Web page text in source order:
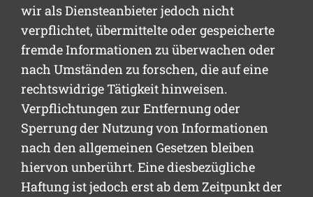
wir als Diensteanbieter jedoch nicht
verpflichtet, übermittelte oder gespeicherte
fremde Informationen zu überwachen oder
nach Umständen zu forschen, die auf eine
rechtswidrige Tätigkeit hinweisen.
Verpflichtungen zur Entfernung oder
Sperrung der Nutzung von Informationen
nach den allgemeinen Gesetzen bleiben
hiervon unberührt. Eine diesbezügliche
Haftung ist jedoch erst ab dem Zeitpunkt der